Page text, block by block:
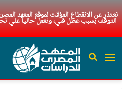
نعتذر عن الانقطاع المؤقت لموقع المعهد
التوقف بسبب عطل فني، ونعمل حاليا علي
القائمة بحث عن